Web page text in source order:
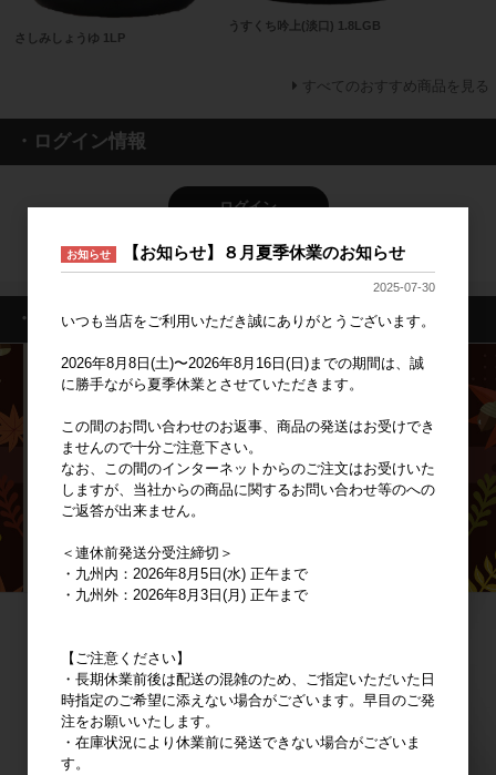
さしみしょうゆ 1LP
うすくち吟上(淡口) 1.8LGB
すべてのおすすめ商品を見る
・ログイン情報
ログイン
新規会員登録
・特集一覧
お知らせ 【お知らせ】８月夏季休業のお知らせ
2025-07-30
いつも当店をご利用いただき誠にありがとうございます。
2026年8月8日(土)〜2026年8月16日(日)までの期間は、誠
に勝手ながら夏季休業とさせていただきます。
この間のお問い合わせのお返事、商品の発送はお受けでき
ませんので十分ご注意下さい。
なお、この間のインターネットからのご注文はお受けいた
しますが、当社からの商品に関するお問い合わせ等のへの
ご返答が出来ません。
＜連休前発送分受注締切＞
・九州内：2026年8月5日(水) 正午まで
・九州外：2026年8月3日(月) 正午まで
【ご注意ください】
・長期休業前後は配送の混雑のため、ご指定いただいた日
時指定のご希望に添えない場合がございます。早目のご発
注をお願いいたします。
・在庫状況により休業前に発送できない場合がございま
す。